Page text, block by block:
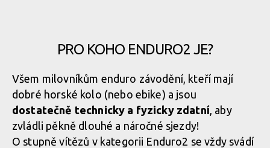
ENDURO2 se v roce 2025 pojede v Meribelu a Verbieru
ENDURO2 se v roce 2025 pojede v Meribelu a Verbieru
ENDURO2 se v roce 2025 pojede v Meribelu a Verbieru
PRO KOHO ENDURO2 JE?
Všem milovníkům enduro závodění, kteří mají
dobré horské kolo (nebo ebike) a jsou
dostatečně technicky a fyzicky zdatní, aby
zvládli pěkně dlouhé a náročné sjezdy!
O stupně vítězů v kategorii Enduro2 se vždy svádí